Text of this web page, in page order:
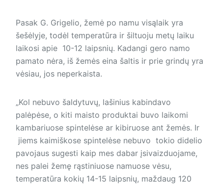
Pasak G. Grigelio, žemė po namu visąlaik yra
šešėlyje, todėl temperatūra ir šiltuoju metų laiku
laikosi apie 10-12 laipsnių. Kadangi gero namo
pamato nėra, iš žemės eina šaltis ir prie grindų yra
vėsiau, jos neperkaista.
„Kol nebuvo šaldytuvų, lašinius kabindavo
palėpėse, o kiti maisto produktai buvo laikomi
kambariuose spintelėse ar kibiruose ant žemės. Ir
jiems kaimiškose spintelėse nebuvo tokio didelio
pavojaus sugesti kaip mes dabar įsivaizduojame,
nes palei žemę rąstiniuose namuose vėsu,
temperatūra kokių 14-15 laipsnių, maždaug 120